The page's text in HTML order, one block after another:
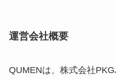
運営会社概要
QUMENは、株式会社